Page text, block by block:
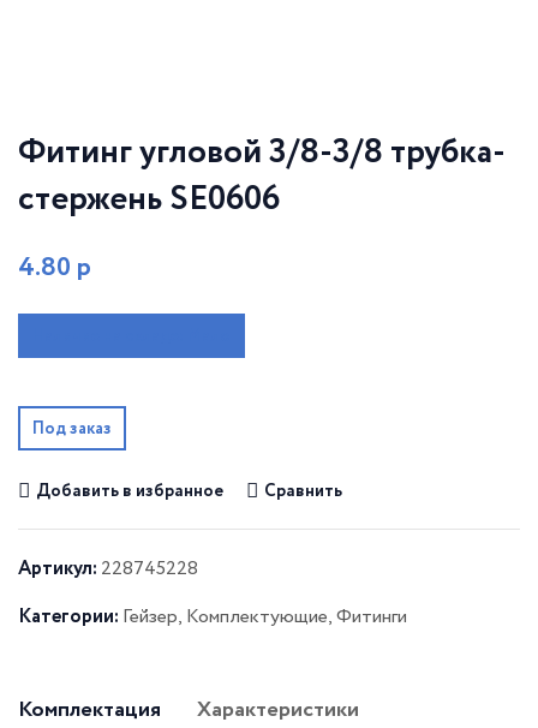
Фитинг угловой 3/8-3/8 трубка-
стержень SE0606
4.80 р
Под заказ
Добавить в избранное Сравнить
Артикул: 228745228
Категории: Гейзер, Комплектующие,Фитинги
Комплектация Характеристики